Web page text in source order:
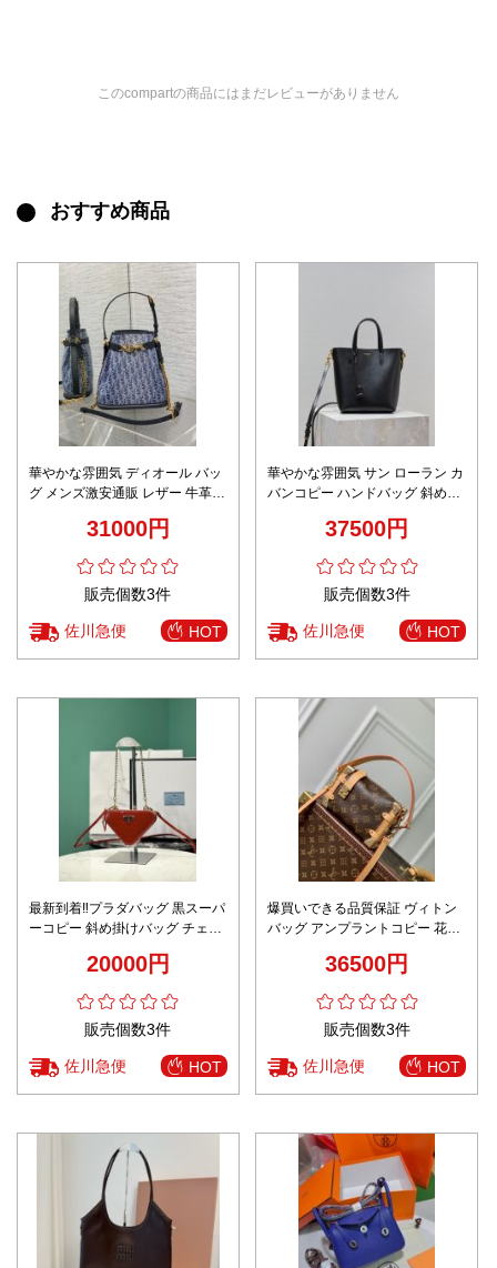
このcompartの商品にはまだレビューがありません
おすすめ商品
華やかな雰囲気 ディオール バッ
グ メンズ激安通販 レザー 牛革
31000円
販売個数3件
佐川急便 HOT
華やかな雰囲気 サン ローラン カ
バンコピー ハンドバッグ 斜め掛
712367 ブラック
37500円
販売個数3件
佐川急便 HOT
最新到着‼プラダバッグ 黒スーパ
ーコピー 斜め掛けバッグ チェー
1NR015 レッド20000円
販売個数3件
佐川急便 HOT
爆買いできる品質保証 ヴィトン
バッグ アンプラントコピー 花柄
ィース ブラウン36500円
販売個数3件
佐川急便 HOT